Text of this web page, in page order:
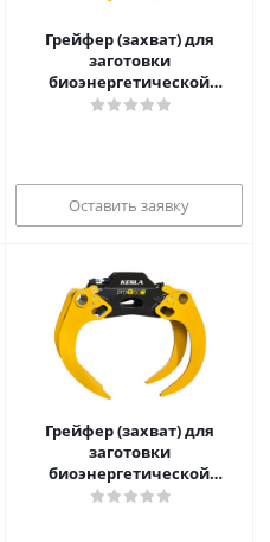
Грейфер (захват) для
заготовки
биоэнергетической
древесины proG40E
Оставить заявку
Грейфер (захват) для
заготовки
биоэнергетической
древесины proG50E